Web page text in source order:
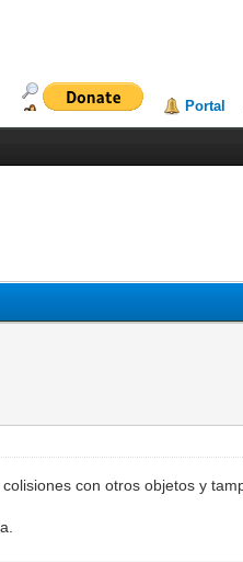
Portal
con otros objetos y